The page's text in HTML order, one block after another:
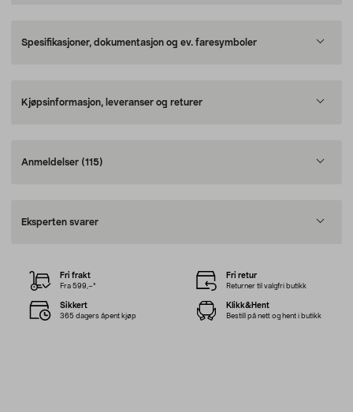
Spesifikasjoner, dokumentasjon og ev. faresymboler
Kjøpsinformasjon, leveranser og returer
Anmeldelser (115)
Eksperten svarer
Fri frakt
Fra 599,–*
Fri retur
Returner til valgfri butikk
Sikkert
365 dagers åpent kjøp
Klikk&Hent
Bestill på nett og hent i butikk